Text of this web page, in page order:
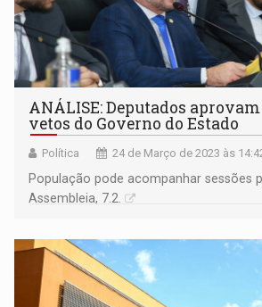
ANÁLISE: Deputados
vetos do Governo do Estado
Política 24 de Março de 2023 às
População pode acompanhar sessões
Assembleia, 7.2.